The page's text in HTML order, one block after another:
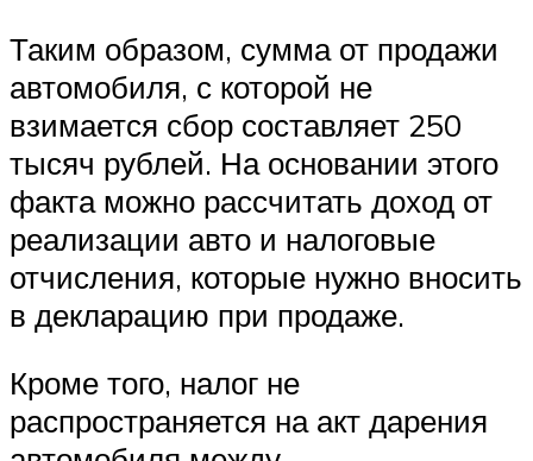
Таким образом, сумма от продажи
автомобиля, с которой не
взимается сбор составляет 250
тысяч рублей. На основании этого
факта можно рассчитать доход от
реализации авто и налоговые
отчисления, которые нужно вносить
в декларацию при продаже.
Кроме того, налог не
распространяется на акт дарения